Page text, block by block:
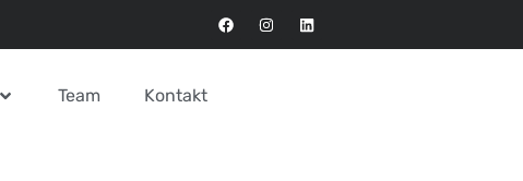
Team Kontakt